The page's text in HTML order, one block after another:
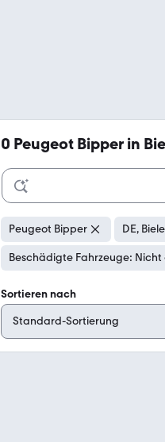
0 Peugeot Bipper in
Peugeot Bipper DE,
Beschädigte Fahrzeuge: Nicht
Sortieren nach